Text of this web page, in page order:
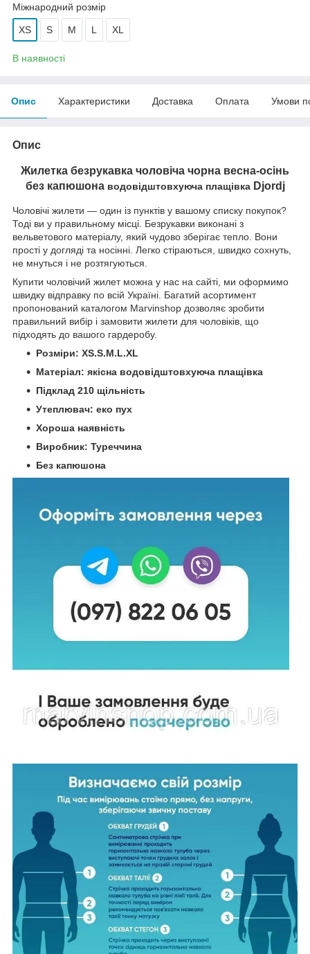
Міжнародний розмір
XS S M L XL
В наявності
Опис Характеристики Доставка Оплата Умови
Опис
Жилетка безрукавка чоловіча чорна весна-осінь
без капюшона водовідштовхуюча плащівкаDjordj
Чоловічі жилети — один із пунктів у вашому списку покупок?
Тоді ви у правильному місці. Безрукавки виконані з
вельветового матеріалу, який чудово зберігає тепло. Вони
прості у догляді та носінні. Легко стіраються, швидко сохнуть,
не мнуться і не розтягуються.
Купити чоловічий жилет можна у нас на сайті, ми оформимо
швидку відправку по всій Україні. Багатий асортимент
пропонований каталогом Marvinshop дозволяє зробити
правильний вибір і замовити жилети для чоловіків, що
підходять до вашого гардеробу.
Розміри: XS.S.M.L.XL
Матеріал: якісна водовідштовхуюча плащівка
Підклад 210 щільність
Утеплювач: еко пух
Хороша наявність
Виробник: Туреччина
Без капюшона